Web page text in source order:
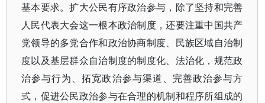
基本要求。扩大公民有序政治参与，除了坚持和完善
人民代表大会这一根本政治制度，还要注重中国共产
党领导的多党合作和政治协商制度、民族区域自治制
度以及基层群众自治制度的制度化、法治化，规范政
治参与行为、拓宽政治参与渠道、完善政治参与方
式，促进公民政治参与在合理的机制和程序所组成的